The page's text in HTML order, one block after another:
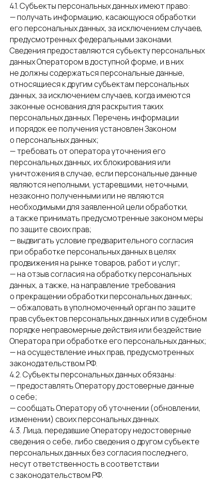
4.1. Субъекты персональных данных имеют право:
— получать информацию, касающуюся обработки
его персональных данных, за исключением случаев,
предусмотренных федеральными законами.
Сведения предоставляются субъекту персональных
данных Оператором в доступной форме, и в них
не должны содержаться персональные данные,
относящиеся к другим субъектам персональных
данных, за исключением случаев, когда имеются
законные основания для раскрытия таких
персональных данных. Перечень информации
и порядок ее получения установлен Законом
о персональных данных;
— требовать от оператора уточнения его
персональных данных, их блокирования или
уничтожения в случае, если персональные данные
являются неполными, устаревшими, неточными,
незаконно полученными или не являются
необходимыми для заявленной цели обработки,
а также принимать предусмотренные законом меры
по защите своих прав;
— выдвигать условие предварительного согласия
при обработке персональных данных в целях
продвижения на рынке товаров, работ и услуг;
— на отзыв согласия на обработку персональных
данных, а также, на направление требования
о прекращении обработки персональных данных;
— обжаловать в уполномоченный орган по защите
прав субъектов персональных данных или в судебном
порядке неправомерные действия или бездействие
Оператора при обработке его персональных данных;
— на осуществление иных прав, предусмотренных
законодательством РФ.
4.2. Субъекты персональных данных обязаны:
— предоставлять Оператору достоверные данные
о себе;
— сообщать Оператору об уточнении (обновлении,
изменении) своих персональных данных.
4.3. Лица, передавшие Оператору недостоверные
сведения о себе, либо сведения о другом субъекте
персональных данных без согласия последнего,
несут ответственность в соответствии
с законодательством РФ.